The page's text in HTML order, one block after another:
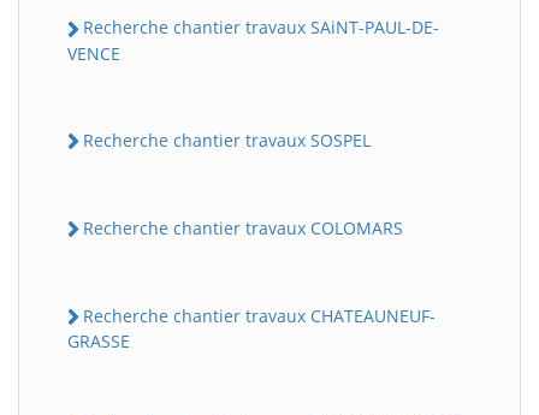
Recherche chantier travaux SAiNT-PAUL-DE-
VENCE
Recherche chantier travaux SOSPEL
Recherche chantier travaux COLOMARS
Recherche chantier travaux CHATEAUNEUF-
GRASSE